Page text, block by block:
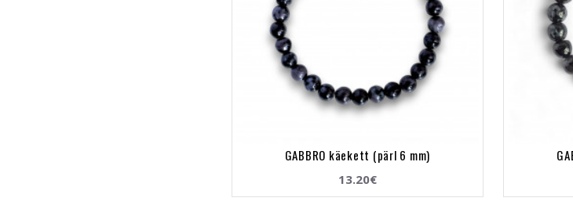
GABBRO käekett (pärl 6 mm)
13.20€